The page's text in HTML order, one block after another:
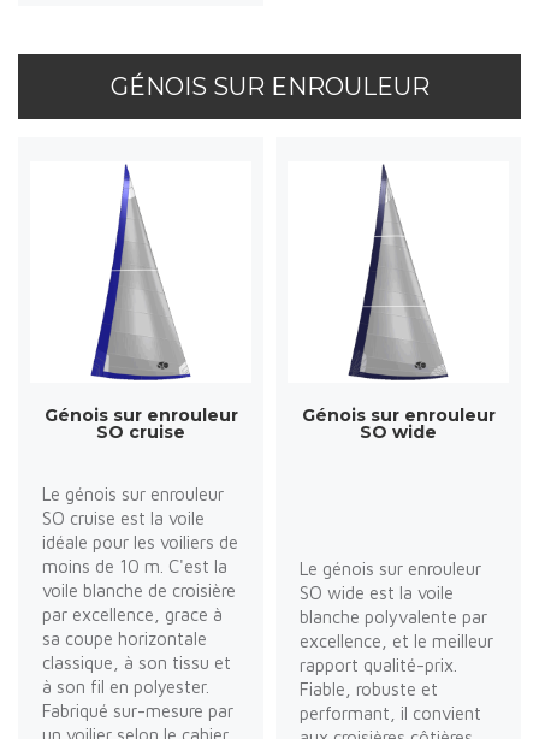
GÉNOIS SUR ENROULEUR
Génois sur enrouleur
SO cruise
Le génois sur enrouleur
SO cruise est la voile
idéale pour les voiliers de
moins de 10 m. C'est la
voile blanche de croisière
par excellence, grace à
sa coupe horizontale
classique, à son tissu et
à son fil en polyester.
Fabriqué sur-mesure par
un voilier selon le cahier
Génois sur enrouleur
SO wide
Le génois sur enrouleur
SO wide est la voile
blanche polyvalente par
excellence, et le meilleur
rapport qualité-prix.
Fiable, robuste et
performant, il convient